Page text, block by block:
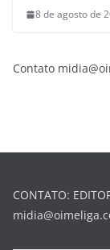
8 de agosto de
Contato
CONTATO: